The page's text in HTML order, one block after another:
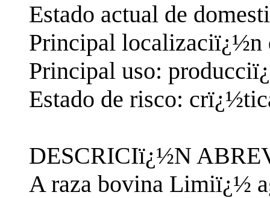
Estado actual de
Principal localizaciï¿½n
Principal uso:
Estado de risco:
DESCRICIï¿½N
A raza bovina Limiï¿½